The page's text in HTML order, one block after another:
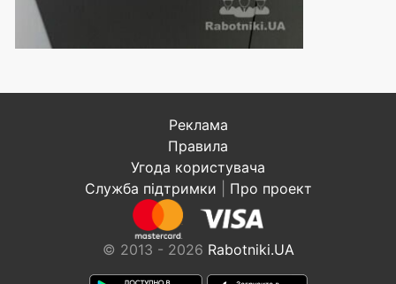
Реклама
Правила
Угода користувача
Служба підтримки
Про проект
© 2013 - 2026 Rabotniki.UA